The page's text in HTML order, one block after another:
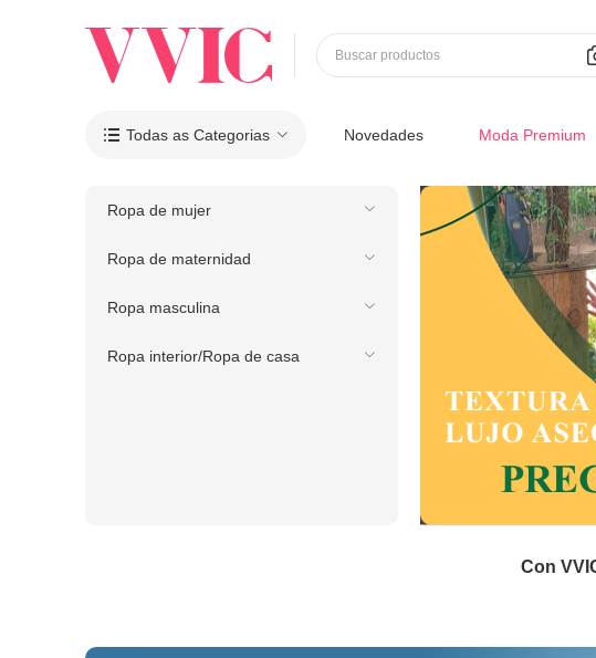
Buscar productos
 Todas as Categorias Novedades Moda Premium
Ropa de mujer
Ropa de maternidad
Ropa masculina
Ropa interior/Ropa de casa
Con